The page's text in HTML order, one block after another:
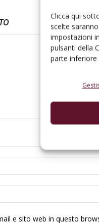
Clicca qui
scelte
impostazioni
pulsanti della
parte inferiore
e sito web in questo